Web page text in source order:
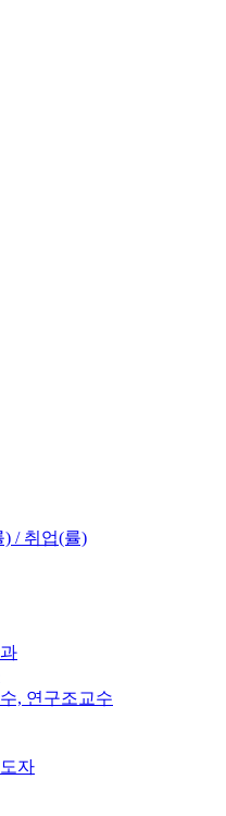
/ 취업(률)
, 연구조교수
자